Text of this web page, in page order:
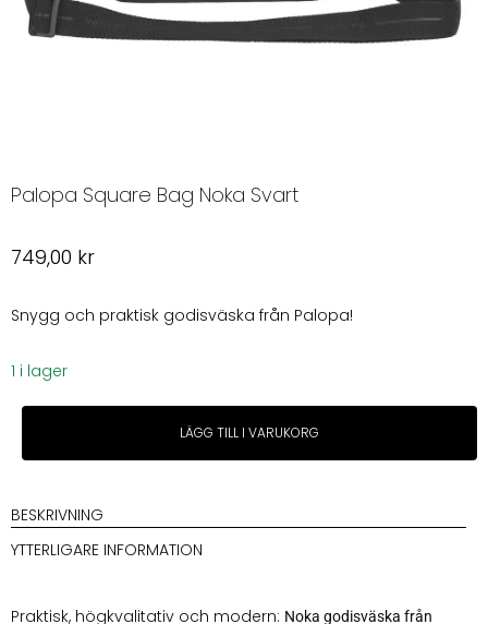
Palopa Square Bag Noka Svart
749,00 kr
Snygg och praktisk godisväska från Palopa!
1 i lager
Palopa
Bag
Svart
mängd
LÄGG TILL I VARUKORG
BESKRIVNING
YTTERLIGARE INFORMATION
Praktisk, högkvalitativ och modern: Noka godisväska från